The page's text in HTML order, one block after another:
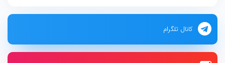
کانال تلگرام